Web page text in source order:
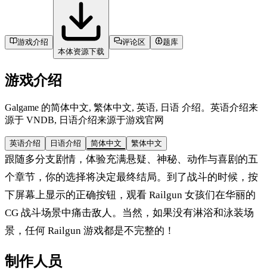
游戏介绍
本体资源下载
评论区 题库
游戏介绍
Galgame 的简体中文, 繁体中文, 英语, 日语 介绍。英语介绍来
源于 VNDB, 日语介绍来源于游戏官网
英语介绍 日语介绍 简体中文 繁体中文
跟随多分支剧情，体验充满悬疑、神秘、动作与喜剧的五
个章节，你的选择将决定最终结局。到了战斗的时候，按
下屏幕上显示的正确按钮，观看 Railgun 女孩们在华丽的
CG 战斗场景中痛击敌人。当然，如果没有淋浴和泳装场
景，任何 Railgun 游戏都是不完整的！
制作人员